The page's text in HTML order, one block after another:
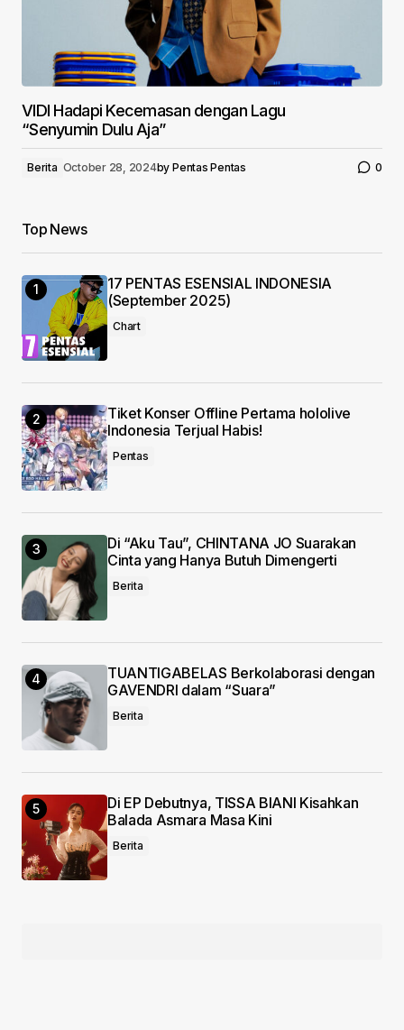
VIDI Hadapi Kecemasan dengan Lagu
“Senyumin Dulu Aja”
Berita October 28, 2024by Pentas Pentas 0
Top News
17 PENTAS ESENSIAL INDONESIA
(September 2025)
Chart
Tiket Konser Offline Pertama hololive
Indonesia Terjual Habis!
Pentas
Di “Aku Tau”, CHINTANA JO Suarakan
Cinta yang Hanya Butuh Dimengerti
Berita
TUANTIGABELAS Berkolaborasi dengan
GAVENDRI dalam “Suara”
Berita
Di EP Debutnya, TISSA BIANI Kisahkan
Balada Asmara Masa Kini
Berita